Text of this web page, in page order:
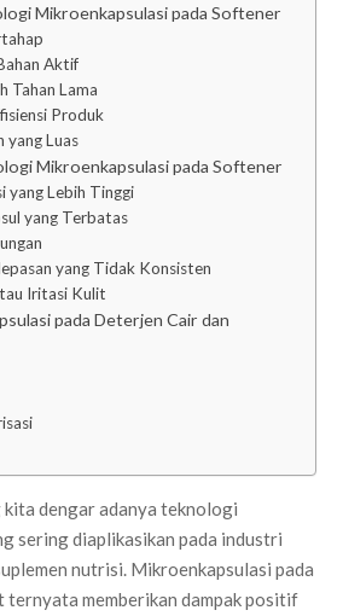
Mikroenkapsulasi pada Softener
Aktif
Tahan Lama
Produk
yang Luas
Mikroenkapsulasi pada Softener
yang Lebih Tinggi
yang Terbatas
yang Tidak Konsisten
Iritasi Kulit
pada Deterjen Cair dan
dengar adanya teknologi
sering diaplikasikan pada industri
nutrisi. Mikroenkapsulasi pada
memberikan dampak positif